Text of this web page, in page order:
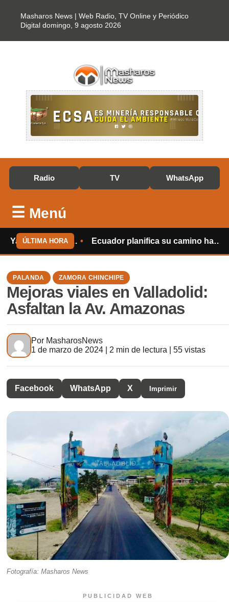
Masharos News | Web Radio, TV Online y Periódico
Digital domingo, 9 agosto 2026
Radio TV WhatsApp
☰
ÚLTIMA HORA
Piuntza – Cambana Ecuador planifica su camino hacia el Mundial de 2030 Centinela
PALANDA ZAMORA CHINCHIPE
Mejoras viales en Valladolid:
Asfaltan la Av. Amazonas
Por MasharosNews
1 de marzo de 2024 | 2 min de lectura | 55 vistas
Facebook WhatsApp X Imprimir
Fotografía: Masharos News
PUBLICIDAD WEB